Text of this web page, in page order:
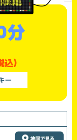
分
込)
ー